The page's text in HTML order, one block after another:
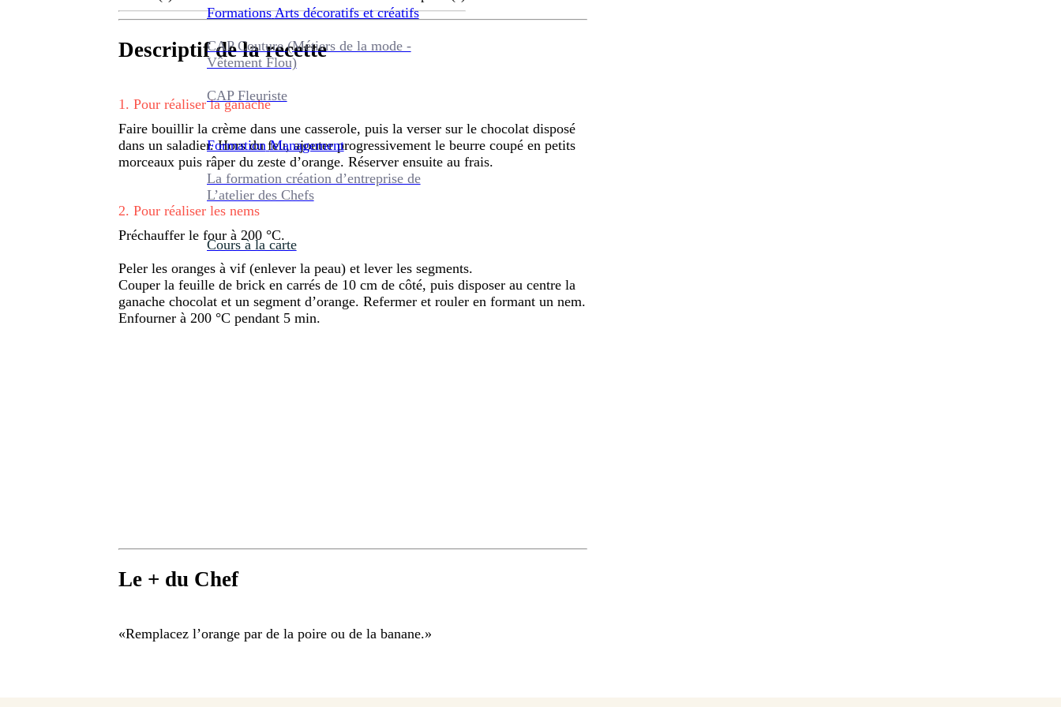
Formations Arts décoratifs et créatifs
CAP Couture (Métiers de la mode -
Vêtement Flou)
CAP Fleuriste
Formation Management
La formation création d’entreprise de
L’atelier des Chefs
Cours à la carte
Descriptif de la recette
1 . Pour réaliser la ganache
Faire bouillir la crème dans une casserole, puis la verser sur le chocolat disposé
dans un saladier. Hors du feu, ajouter progressivement le beurre coupé en petits
morceaux puis râper du zeste d’orange. Réserver ensuite au frais.
2. Pour réaliser les nems
Préchauffer le four à 200 °C.
Peler les oranges à vif (enlever la peau) et lever les segments.
Couper la feuille de brick en carrés de 10 cm de côté, puis disposer au centre la
ganache chocolat et un segment d’orange. Refermer et rouler en formant un nem.
Enfourner à 200 °C pendant 5 min.
Le + du Chef
«Remplacez l’orange par de la poire ou de la banane.»